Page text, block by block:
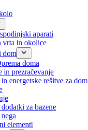
aparati
vrta in okolice
dom
doma
in prezračevanje
energetske rešitve za dom
za bazene
elementi